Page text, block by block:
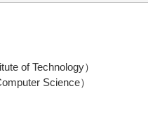
of Technology）
Science）